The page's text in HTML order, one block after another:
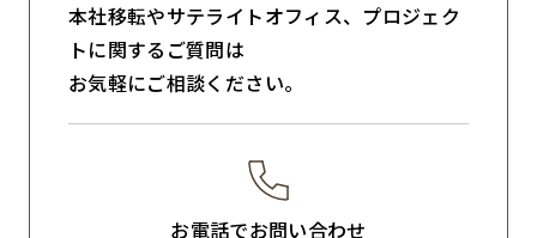
本社移転やサテライトオフィス、プロジェク
トに関するご質問は
お気軽にご相談ください。
お電話でお問い合わせ